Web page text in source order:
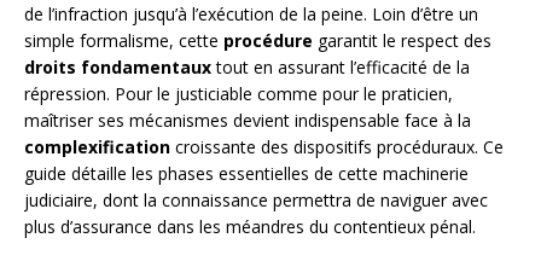
de l’infraction jusqu’à l’exécution de la peine. Loin d’être un
simple formalisme, cette procédure garantit le respect des
droits fondamentauxtout en assurant l’efficacité de la
répression. Pour le justiciable comme pour le praticien,
maîtriser ses mécanismes devient indispensable face à la
complexification croissante des dispositifs procéduraux. Ce
guide détaille les phases essentielles de cette machinerie
judiciaire, dont la connaissance permettra de naviguer avec
plus d’assurance dans les méandres du contentieux pénal.